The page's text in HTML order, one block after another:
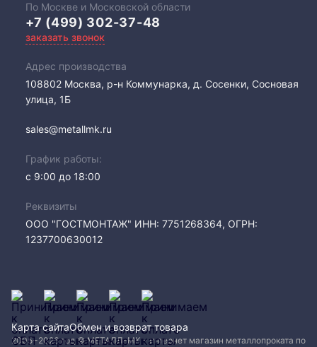
По Москве и Московской области
+7 (499) 302-37-48
заказать звонок
Адрес производства
108802​ Москва, р-н Коммунарка, д. Сосенки, Сосновая
улица, 1Б
sales@metallmk.ru
График работы:
с 9:00 до 18:00
Реквизиты
ООО "ГОСТМОНТАЖ" ИНН: 7751268364, ОГРН:
1237700630012
2005−2026 год © МЕТАЛЛ-МК - интернет магазин металлопроката по
Карта сайтаОбмен и возврат товара